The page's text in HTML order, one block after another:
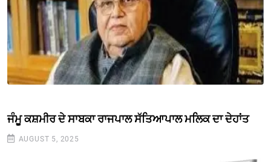
ਜੰਮੂ ਕਸ਼ਮੀਰ ਦੇ ਸਾਬਕਾ ਰਾਜਪਾਲ ਸੱਤਿਆਪਾਲ ਮਲਿਕ ਦਾ ਦੇਹਾਂਤ
AUGUST 5, 2025